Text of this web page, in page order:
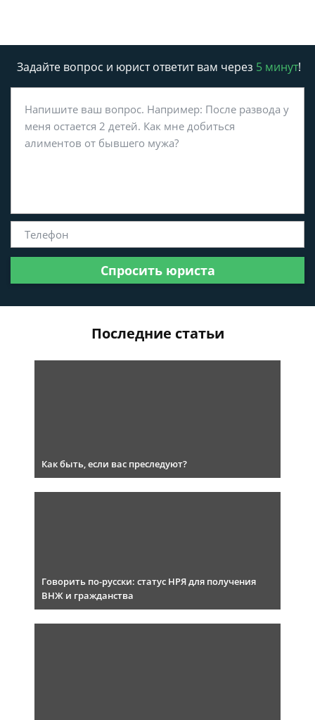
Задайте вопрос и юрист ответит вам через 5 минут!
Спросить юриста
Последние статьи
Как быть, если вас преследуют?
Говорить по-русски: статус НРЯ для получения
ВНЖ и гражданства